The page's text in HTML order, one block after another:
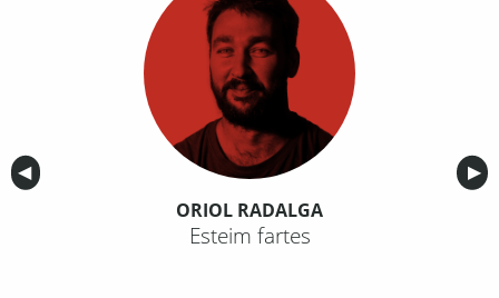
Anterior
◀︎ ▶︎
ORIOL RADALGA
Esteim fartes